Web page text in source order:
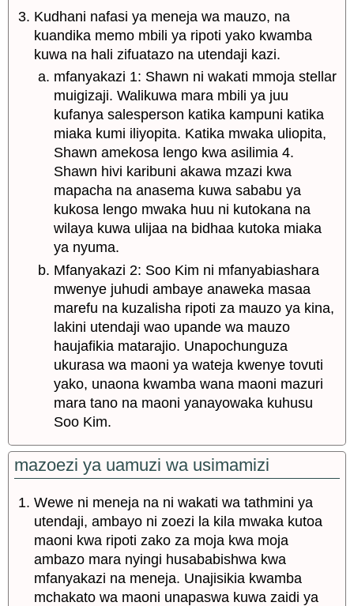
Kudhani nafasi ya meneja wa mauzo, na
kuandika memo mbili ya ripoti yako kwamba
kuwa na hali zifuatazo na utendaji kazi.
mfanyakazi 1: Shawn ni wakati mmoja stellar
muigizaji. Walikuwa mara mbili ya juu
kufanya salesperson katika kampuni katika
miaka kumi iliyopita. Katika mwaka uliopita,
Shawn amekosa lengo kwa asilimia 4.
Shawn hivi karibuni akawa mzazi kwa
mapacha na anasema kuwa sababu ya
kukosa lengo mwaka huu ni kutokana na
wilaya kuwa ulijaa na bidhaa kutoka miaka
ya nyuma.
Mfanyakazi 2: Soo Kim ni mfanyabiashara
mwenye juhudi ambaye anaweka masaa
marefu na kuzalisha ripoti za mauzo ya kina,
lakini utendaji wao upande wa mauzo
haujafikia matarajio. Unapochunguza
ukurasa wa maoni ya wateja kwenye tovuti
yako, unaona kwamba wana maoni mazuri
mara tano na maoni yanayowaka kuhusu
Soo Kim.
mazoezi ya uamuzi wa usimamizi
Wewe ni meneja na ni wakati wa tathmini ya
utendaji, ambayo ni zoezi la kila mwaka kutoa
maoni kwa ripoti zako za moja kwa moja
ambazo mara nyingi husababishwa kwa
mfanyakazi na meneja. Unajisikia kwamba
mchakato wa maoni unapaswa kuwa zaidi ya